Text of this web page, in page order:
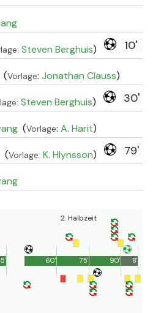
10'
Steven Berghuis)
(Vorlage: Jonathan Clauss)
30'
Steven Berghuis)
(Vorlage: A. Harit)
79'
(Vorlage: K. Hlynsson)
2. Halbzeit
90'
60' 75' 8'